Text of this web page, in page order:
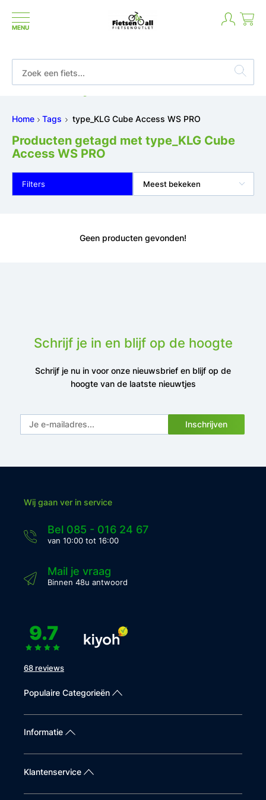
MENU
Home Tags type_KLG Cube Access WS PRO
Producten getagd met type_KLG Cube
Access WS PRO
Filters Meest bekeken
Geen producten gevonden!
Schrijf je in en blijf op de hoogte
Schrijf je nu in voor onze nieuwsbrief en blijf op de
hoogte van de laatste nieuwtjes
Inschrijven
Wij gaan ver in service
Bel 085 - 016 24 67
van 10:00 tot 16:00
Mail je vraag
Binnen 48u antwoord
9.7
68 reviews
Populaire Categorieën
Informatie
Klantenservice